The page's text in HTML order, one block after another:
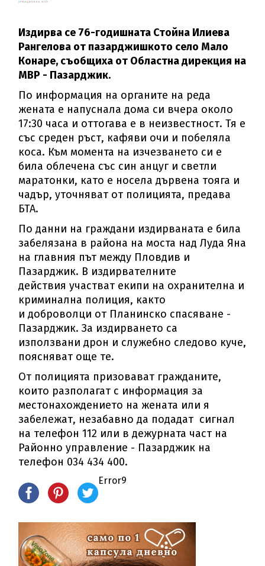
Издирва се 76-годишната Стойна Илиева
Рангелова от пазарджишкото село Мало
Конаре, съобщиха от Областна дирекция на
МВР - Пазарджик.
По информация на органите на реда
жената е напуснала дома си вчера около
17:30 часа и оттогава е в неизвестност. Тя е
със среден ръст, кафяви очи и побеляла
коса. Към момента на изчезването си е
била облечена със син анцуг и светли
маратонки, като е носела дървена тояга и
чадър, уточняват от полицията, предава
БТА.
По данни на граждани издирваната е била
забелязана в района на моста над Луда Яна
на главния път между Пловдив и
Пазарджик. В издирвателните
действия участват екипи на охранителна и
криминална полиция, както
и доброволци от Планинско спасяване -
Пазарджик. За издирването са
използвани дрон и служебно следово куче,
поясняват още те.
От полицията призовават гражданите,
които разполагат с информация за
местонахождението на жената или я
забележат, незабавно да подадат сигнал
на телефон 112 или в дежурната част на
Районно управление - Пазарджик на
телефон 034 434 400.
Error9